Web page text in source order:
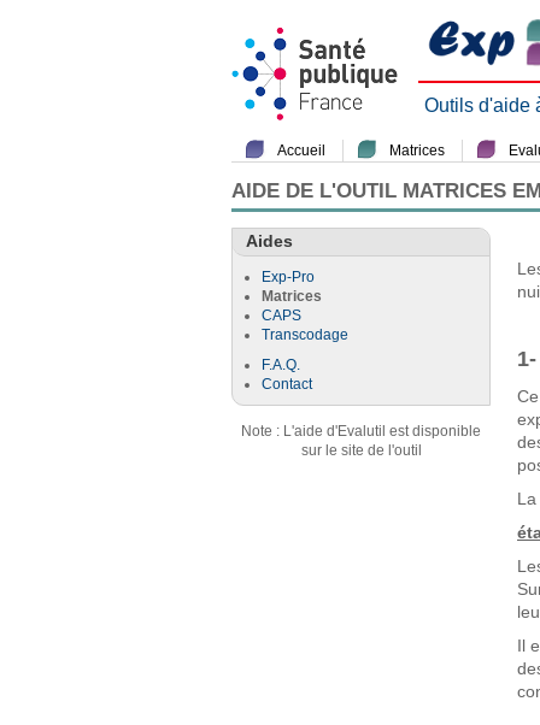
Outils d'aide
Accueil Matrices
AIDE DE L'OUTIL MATRICES
Aides
Exp-Pro
Matrices
CAPS
Transcodage
F.A.Q.
Contact
Note : L'aide d'Evalutil est disponible
sur le site de l'outil
Il